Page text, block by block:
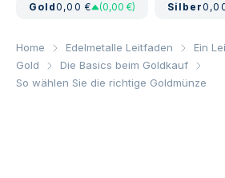
Gold0,00 € (0,00 €) Silber
Home Edelmetalle Leitfaden
Ein
Gold
Die Basics beim Goldkauf
So wählen Sie die richtige Goldmünze